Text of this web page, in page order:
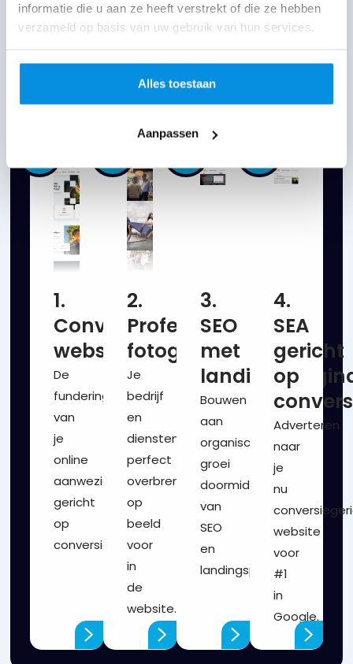
informatie die u aan ze heeft verstrekt of die ze hebben
verzameld op basis van uw gebruik van hun services.
Alles toestaan
Aanpassen
MHS Succesformule
website naar klanten
1.
Conversiegerichte
website
De
fundering
van
je
online
aanwezigheid
gericht
op
conversie.
2.
Professionele
fotografie
Je
bedrijf
en
diensten
perfect
overbrengen
op
beeld
voor
in
de
website.
3.
SEO
met
Bouwen
aan
organische
groei
doormiddel
van
SEO
en
landingspagina’s.
4.
SEA
gericht
op
Adverteren
naar
je
nu
website
voor
#1
in
Google.